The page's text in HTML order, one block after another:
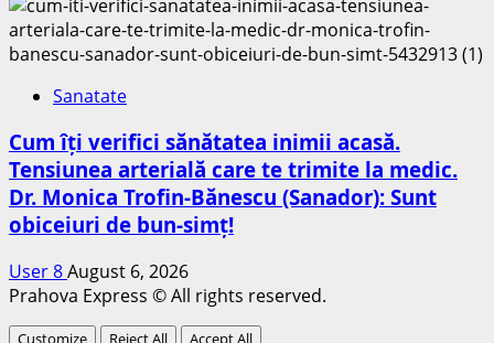
Sanatate
Cum îți verifici sănătatea inimii acasă.
Tensiunea arterială care te trimite la medic.
Dr. Monica Trofin-Bănescu (Sanador): Sunt
obiceiuri de bun-simț!
User 8August 6, 2026
Prahova Express © All rights reserved.
Customize Reject All Accept All